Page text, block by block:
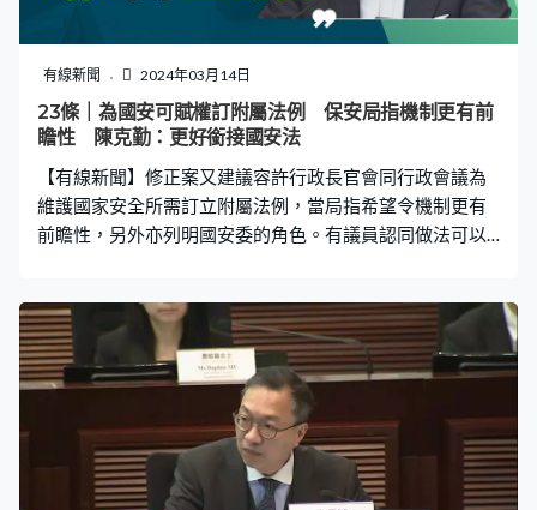
發問到題。廖長江：「我並沒有就任何條文的審議時間劃
線，應問得問，應答得答，應講得講，從未有委員或法律
顧問想問而不得問，想講而不得講，而官員而答而不得
答。面對連日馬拉松式審，大家每日一起『捱麵包、食飯
盒』，滿腦子都是條例草案，共同向目標進發，正正體驗
預告，星期五會到內務委員會，作出口頭報告，爭
有線新聞 2024年03月14日
23條｜為國安可賦權訂附屬法例 保安局指機制更有前
瞻性 陳克勤：更好銜接國安法
【有線新聞】修正案又建議容許行政長官會同行政會議為
維護國家安全所需訂立附屬法例，當局指希望令機制更有
前瞻性，另外亦列明國安委的角色。有議員認同做法可以
局指做法在其他國家同樣常見。至於在罰則上，附屬法例
屬可公訴罪行最高可罰款50萬及監禁7年，當局認為訂明
罰則令條例更公開透明。 保安局副秘書長廖李可期：「可
公訴罪行在刑罰上是沒有上限，我們不想讓人有錯覺，附
屬法例的刑罰到底是怎樣。討論後認為比較好的做法，寫
清楚附屬法例若果有刑罰，會是一個怎樣程度的刑罰，更
加公開透明。」署理律政專員蕭敏鏇：「執行上的規則規